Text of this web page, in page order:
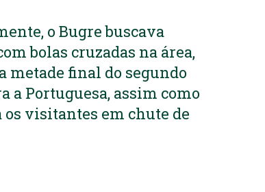
o Bugre buscava
bolas cruzadas na área,
metade final do segundo
a Portuguesa, assim como
os visitantes em chute de